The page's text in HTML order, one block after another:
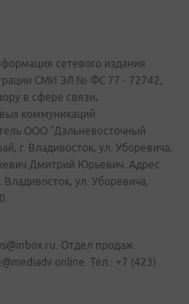
сетевого издания
СМИ ЭЛ № ФС 77 - 72742,
в сфере связи,
коммуникаций
ООО "Дальневосточный
г. Владивосток, ул. Уборевича,
Дмитрий Юрьевич. Адрес
ул. Уборевича,
Отдел продаж
Тел.: +7 (423)